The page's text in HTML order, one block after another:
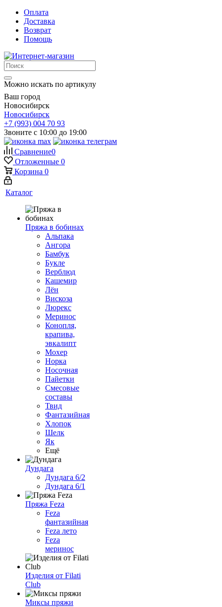
Оплата
Доставка
Возврат
Помощь
Можно искать по артикулу
Ваш город
Новосибирск
Новосибирск
+7 (993) 004 70 93
Звоните с 10:00 до 19:00
Сравнение0
Отложенные 0
Корзина 0
Каталог
Пряжа в бобинах
Альпака
Ангора
Бамбук
Букле
Верблюд
Кашемир
Лён
Вискоза
Люрекс
Меринос
Конопля,
крапива,
эвкалипт
Мохер
Норка
Носочная
Пайетки
Смесовые
составы
Твид
Фантазийная
Хлопок
Шелк
Як
Ещё
Дундага
Дундага 6/2
Дундага 6/1
Пряжа Feza
Feza
фантазийная
Feza лето
Feza
меринос
Изделия от Filati
Club
Миксы пряжи